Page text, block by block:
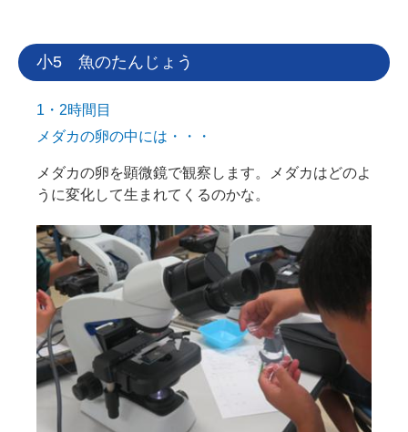
小5 魚のたんじょう
1・2時間目
メダカの卵の中には・・・
メダカの卵を顕微鏡で観察します。メダカはどのよ
うに変化して生まれてくるのかな。